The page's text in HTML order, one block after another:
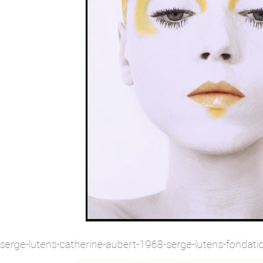
serge-lutens-catherine-aubert-1968-serge-lutens-